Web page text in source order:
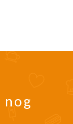
nog